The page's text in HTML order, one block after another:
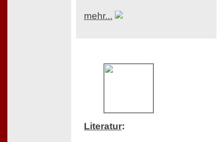
mehr...
Literatur: